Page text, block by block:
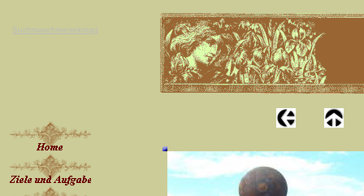
Suchmaschineneintrag